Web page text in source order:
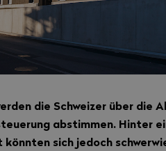
die Schweizer über die
abstimmen. Hinter
sich jedoch